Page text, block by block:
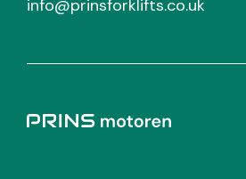
info@prinsforklifts.co.uk